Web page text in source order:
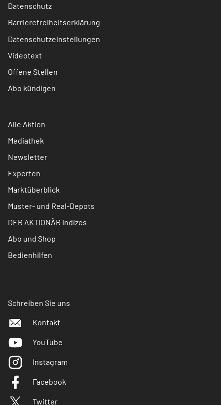
Datenschutz
Barrierefreiheitserklärung
Datenschutzeinstellungen
Videotext
Offene Stellen
Abo kündigen
Alle Aktien
Mediathek
Newsletter
Experten
Marktüberblick
Muster- und Real-Depots
DER AKTIONÄR Indizes
Abo und Shop
Bedienhilfen
Schreiben Sie uns
Kontakt
YouTube
Instagram
Facebook
Twitter